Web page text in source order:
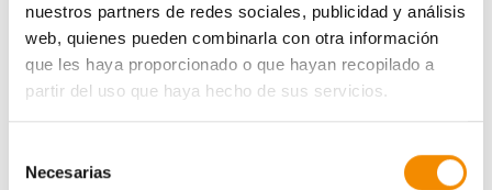
nuestros partners de redes sociales, publicidad y análisis
web, quienes pueden combinarla con otra información
que les haya proporcionado o que hayan recopilado a
partir del uso que haya hecho de sus servicios.
Necesarias